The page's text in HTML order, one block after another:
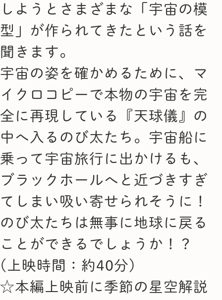
しようとさまざまな「宇宙の模
型」が作られてきたという話を
聞きます。
宇宙の姿を確かめるために、マ
イクロコピーで本物の宇宙を完
全に再現している『天球儀』の
中へ入るのび太たち。宇宙船に
乗って宇宙旅行に出かけるも、
ブラックホールへと近づきすぎ
てしまい吸い寄せられそうに！
のび太たちは無事に地球に戻る
ことができるでしょうか！？
(上映時間：約40分)
☆本編上映前に季節の星空解説